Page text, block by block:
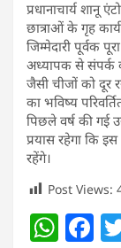
प्रधानाचार्य शानू
छात्राओं के गृह
जिम्मेदारी पूर्वक
अध्यापक से संपर्क
जैसी चीजों को दूर
का भविष्य
पिछले वर्ष की गई
प्रयास रहेगा कि
रहेंगे।
Post Views:
W F